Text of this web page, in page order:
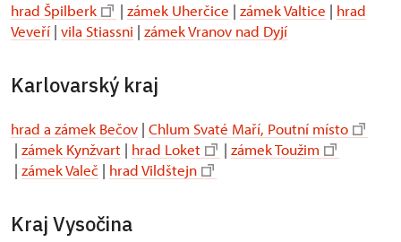
hrad Špilberk | zámek Uherčice | zámek Valtice | hrad
Veveří | vila Stiassni | zámek Vranov nad Dyjí
Karlovarský kraj
hrad a zámek Bečov | Chlum Svaté Maří, Poutní místo
| zámek Kynžvart | hrad Loket | zámek Toužim
| zámek Valeč | hrad Vildštejn
Kraj Vysočina